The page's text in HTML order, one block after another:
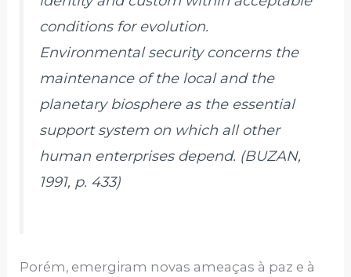
conditions for evolution.
Environmental security concerns the
maintenance of the local and the
planetary biosphere as the essential
support system on which all other
human enterprises depend. (BUZAN,
1991, p. 433)
Porém, emergiram novas ameaças à paz e à